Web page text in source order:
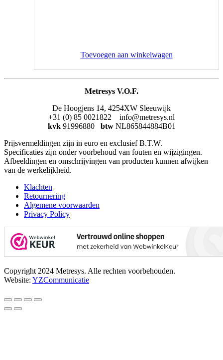
Toevoegen aan winkelwagen
Metresys V.O.F.
De Hoogjens 14, 4254XW Sleeuwijk
+31 (0) 85 0021822 info@metresys.nl
kvk 91996880 btw NL865844884B01
Prijsvermeldingen zijn in euro en exclusief B.T.W.
Specificaties zijn onder voorbehoud van fouten en wijzigingen.
Afbeeldingen en omschrijvingen van producten kunnen afwijken
van de werkelijkheid.
Klachten
Retournering
Algemene voorwaarden
Privacy Policy
Copyright 2024 Metresys. Alle rechten voorbehouden.
Website: YZCommunicatie